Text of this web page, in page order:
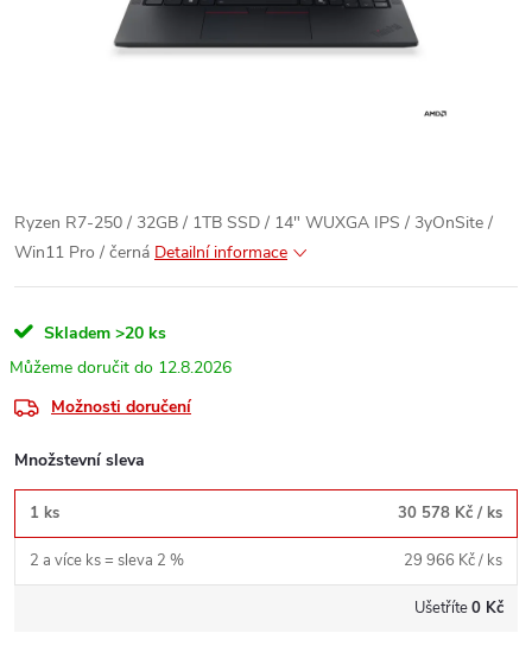
Ryzen R7-250 / 32GB / 1TB SSD / 14" WUXGA IPS / 3yOnSite /
Win11 Pro / černá Detailní informace
Skladem >20 ks
12.8.2026
Možnosti doručení
Množstevní sleva
1 ks 30 578 Kč / ks
2 a více ks = sleva 2 % 29 966 Kč/ ks
Ušetříte0 Kč